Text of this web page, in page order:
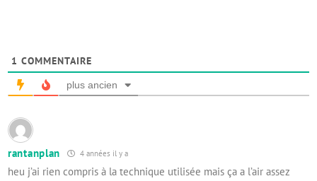
1 COMMENTAIRE
plus ancien
rantanplan 4 années il y a
heu j’ai rien compris à la technique utilisée mais ça a l’air assez